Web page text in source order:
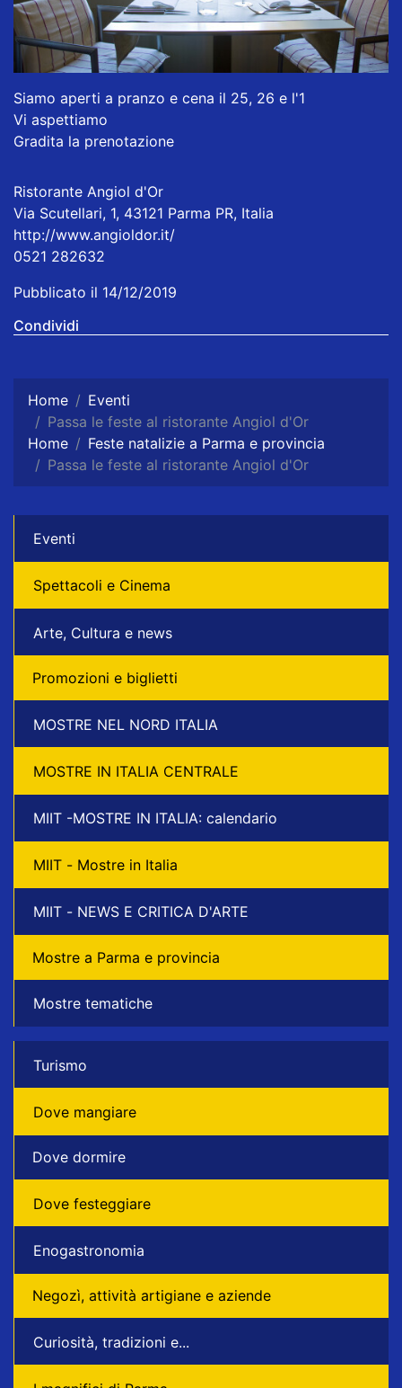
Siamo aperti a pranzo e cena il 25, 26 e l'1
Vi aspettiamo
Gradita la prenotazione
Ristorante Angiol d'Or
Via Scutellari, 1, 43121 Parma PR, Italia
http://www.angioldor.it/
0521 282632
Pubblicato il 14/12/2019
Condividi
Home
Eventi
Passa le feste al ristorante Angiol d'Or
Home
Feste natalizie a Parma e provincia
Passa le feste al ristorante Angiol d'Or
Eventi
Spettacoli e Cinema
Arte, Cultura e news
Promozioni e biglietti
MOSTRE NEL NORD ITALIA
MOSTRE IN ITALIA CENTRALE
MIIT -MOSTRE IN ITALIA: calendario
MIIT - Mostre in Italia
MIIT - NEWS E CRITICA D'ARTE
Mostre a Parma e provincia
Mostre tematiche
Turismo
Dove mangiare
Dove dormire
Dove festeggiare
Enogastronomia
Negozì, attività artigiane e aziende
Curiosità, tradizioni e...